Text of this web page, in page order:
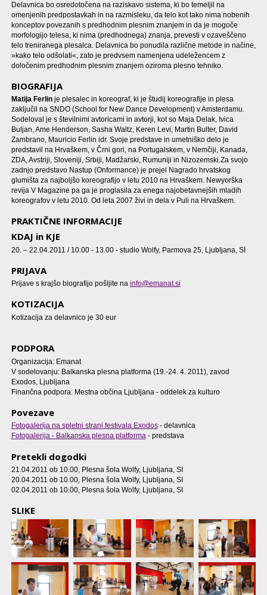
Delavnica bo osredotočena na raziskavo sistema, ki bo temeljil na
omenjenih predpostavkah in na razmisleku, da telo kot tako nima nobenih
konceptov povezanih s predhodnim plesnim znanjem in da je mogoče
morfologijo telesa, ki nima (predhodnega) znanja, prevesti v ozaveščeno
telo treniranega plesalca. Delavnica bo ponudila različne metode in načine,
»kako telo odšolati«, zato je predvsem namenjena udeležencem z
določenim predhodnim plesnim znanjem oziroma plesno tehniko.
BIOGRAFIJA
Matija Ferlinje plesalec in koreograf, ki je študij koreografije in plesa
zaključil na SNDO (School for New Dance Development) v Amsterdamu.
Sodeloval je s številnimi avtoricami in avtorji, kot so Maja Delak, Ivica
Buljan, Ame Henderson, Sasha Waltz, Keren Levi, Martin Bulter, David
Zambrano, Mauricio Ferlin idr. Svoje predstave in umetniško delo je
predstavil na Hrvaškem, v Črni gori, na Portugalskem, v Nemčiji, Kanada,
ZDA, Avstriji, Sloveniji, Srbiji, Madžarski, Rumuniji in Nizozemski.Za svojo
zadnjo predstavo Nastup (Onformance) je prejel Nagrado hrvatskog
glumišta za najboljšo koreografijo v letu 2010 na Hrvaškem. Newyorška
revija V Magazine pa ga je proglasila za enega najobetavnejših mladih
koreografov v letu 2010. Od leta 2007 živi in dela v Puli na Hrvaškem.
PRAKTIČNE INFORMACIJE
KDAJ in KJE
20. – 22.04.2011 / 10.00 - 13.00 - studio Wolfy, Parmova 25, Ljubljana, SI
PRIJAVA
Prijave s krajšo biografijo pošljite na info@emanat.si
KOTIZACIJA
Kotizacija za delavnico je 30 eur
PODPORA
Organizacija: Emanat
V sodelovanju: Balkanska plesna platforma (19.-24. 4. 2011), zavod
Exodos, Ljubljana
Finančna podpora: Mestna občina Ljubljana - oddelek za kulturo
Povezave
Fotogalerija na spletni strani festivala Exodos- delavnica
Fotogalerija - Balkanska plesna platforma- predstava
Pretekli dogodki
21.04.2011 ob 10.00, Plesna šola Wolfy, Ljubljana, SI
20.04.2011 ob 10.00, Plesna šola Wolfy, Ljubljana, SI
02.04.2011 ob 10.00, Plesna šola Wolfy, Ljubljana, SI
SLIKE